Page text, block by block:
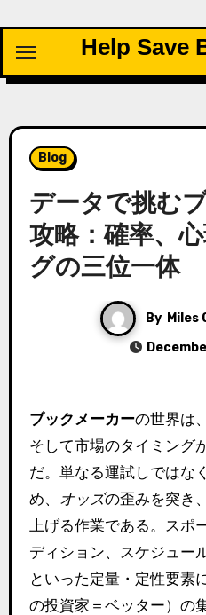
content
Help Save
Blog
データで挑む
攻略：確率、
グの三位一体
By
ブックメーカーの世界は
そして市場のタイミング
だ。単なる運試しではな
め、 オッズの歪みを突き
上げる作業である。スポ
ディション、スケジュー
といった定量・定性要素
の投資家＝ベッター）の